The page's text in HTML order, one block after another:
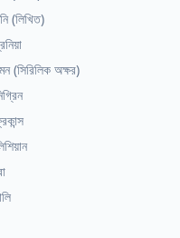
(লিখিত)
(সিরিলিক অক্ষর)